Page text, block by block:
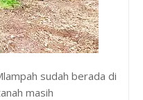
sudah berada di
masih